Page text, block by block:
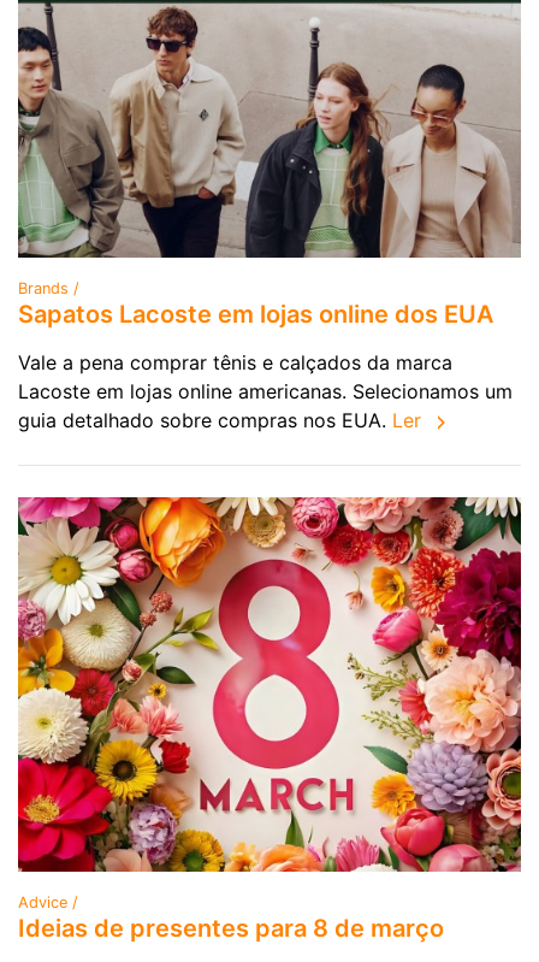
Brands /
Sapatos Lacoste em lojas online dos EUA
Vale a pena comprar tênis e calçados da marca
Lacoste em lojas online americanas. Selecionamos um
guia detalhado sobre compras nos EUA. Ler
Advice /
Ideias de presentes para 8 de março